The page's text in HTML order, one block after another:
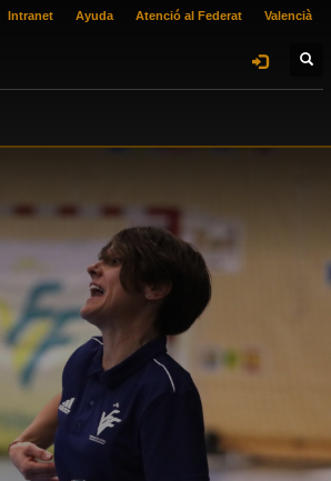
Intranet Ayuda Atenció al Federat Valencià